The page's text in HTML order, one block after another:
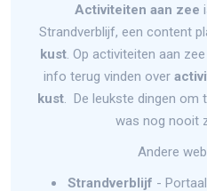
Activiteiten aan zee
Strandverblijf, een content
kust. Op activiteiten aan
info terug vinden over
kust. De leukste dingen om
was nog nooit
Andere
Strandverblijf -